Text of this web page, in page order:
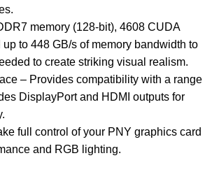
memory (128-bit), 4608 CUDA
to 448 GB/s of memory bandwidth to
to create striking visual realism.
– Provides compatibility with a range
DisplayPort and HDMI outputs for
full control of your PNY graphics card
and RGB lighting.